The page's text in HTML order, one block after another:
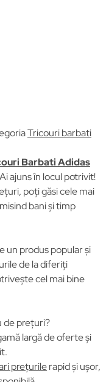
Tricouri barbati
Barbati Adidas
ajuns în locul potrivit!
poți găsi cele mai
bani și timp
un produs popular și
de la diferiți
cel mai bine
de prețuri?
largă de oferte și
prețurilerapid și ușor,